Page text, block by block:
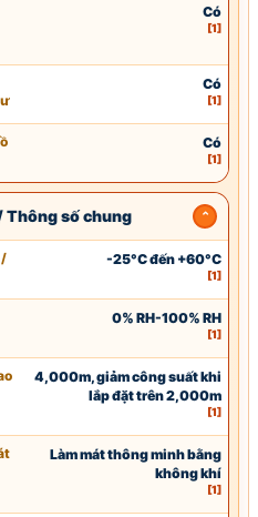
Có
[1]
Có
[1]
Có
[1]
số chung
/
-25°C đến +60°C
[1]
0% RH-100% RH
[1]
4,000m, giảm công suất khi
lắp đặt trên 2,000m
[1]
Làm mát thông minh bằng
không khí
[1]